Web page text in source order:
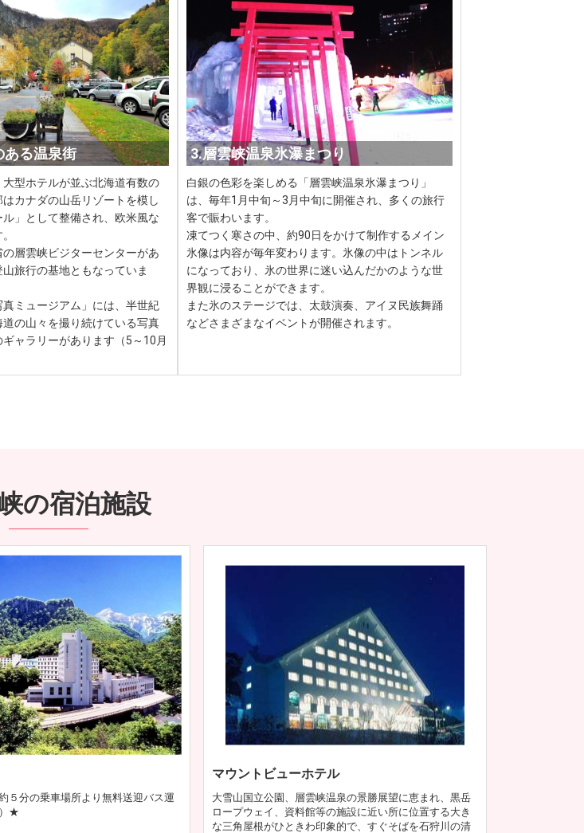
ある温泉街
大型ホテルが並ぶ北海道有数の
カナダの山岳リゾートを模し
」として整備され、欧米風な
層雲峡ビジターセンターがあ
旅行の基地ともなっていま
真ミュージアム」には、半世紀
の山々を撮り続けている写真
ャラリーがあります（5～10月
3.層雲峡温泉氷瀑まつり
白銀の色彩を楽しめる「層雲峡温泉氷瀑まつり」
は、毎年1月中旬～3月中旬に開催され、多くの旅行
客で賑わいます。
凍てつく寒さの中、約90日をかけて制作するメイン
氷像は内容が毎年変わります。氷像の中はトンネル
になっており、氷の世界に迷い込んだかのような世
界観に浸ることができます。
また氷のステージでは、太鼓演奏、アイヌ民族舞踊
などさまざまなイベントが開催されます。
の宿泊施設
５分の乗車場所より無料送迎バス運
★
マウントビューホテル
大雪山国立公園、層雲峡温泉の景勝展望に恵まれ、黒岳
ロープウェイ、資料館等の施設に近い所に位置する大き
な三角屋根がひときわ印象的で、すぐそばを石狩川の清